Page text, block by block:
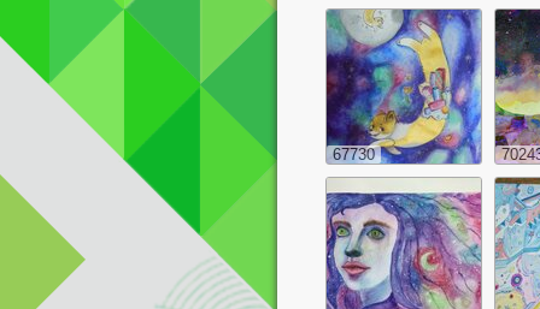
67730